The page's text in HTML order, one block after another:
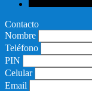
Contacto
Nombre
Teléfono
PIN
Celular
Email